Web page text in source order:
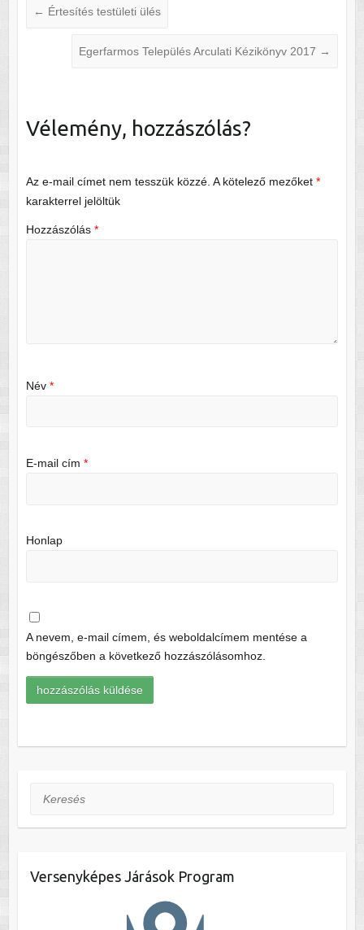
← Értesítés testületi ülés
Egerfarmos Település Arculati Kézikönyv 2017 →
Vélemény, hozzászólás?
Az e-mail címet nem tesszük közzé. A kötelező mezőket *
karakterrel jelöltük
Hozzászólás *
Név *
E-mail cím *
Honlap
A nevem, e-mail címem, és weboldalcímem mentése a
böngészőben a következő hozzászólásomhoz.
Keresés
Versenyképes Járások Program